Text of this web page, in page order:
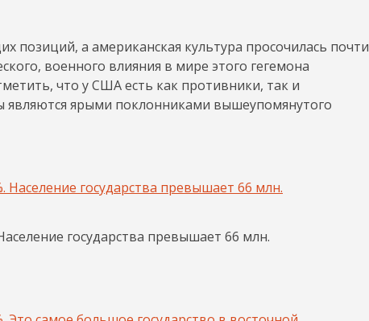
а американская культура просочилась почти
военного влияния в мире этого гегемона
что у США есть как противники, так и
ярыми поклонниками вышеупомянутого
государства превышает 66 млн.